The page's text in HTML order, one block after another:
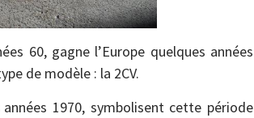
60, gagne l’Europe quelques années
de modèle : la 2CV.
1970, symbolisent cette période